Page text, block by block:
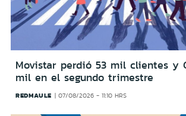
Movistar perdió 53 mil clientes y
mil en el segundo trimestre
REDMAULE 07/08/2026 - 11:10 HRS